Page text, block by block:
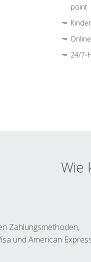
point
24/7-
Wie
Zahlungsmethoden,
und American